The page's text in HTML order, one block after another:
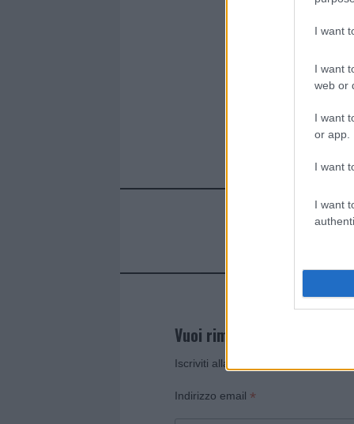
I want
I want
web or
I want
or app.
I want
I want
Vuoi rimanere sempre
Iscriviti alla newsletter di Gallura
Indirizzo email *